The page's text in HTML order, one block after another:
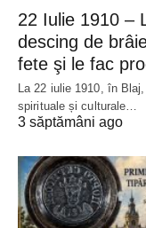
22 Iulie 1910 –
descing de
fete şi le fac
La 22 iulie 1910, în
spirituale și culturale…
3 săptămâni ago